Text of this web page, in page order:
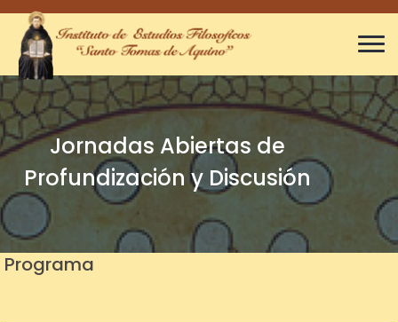
Jornadas Abiertas de
Profundización y Discusión
Programa